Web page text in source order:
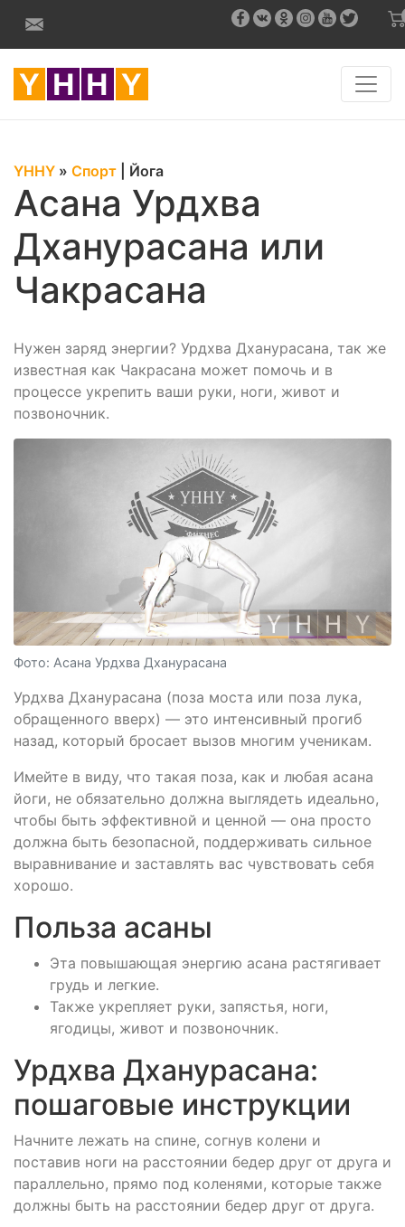
YHHY » Спорт Йога
Асана Урдхва
Дханурасана или
Чакрасана
Нужен заряд энергии? Урдхва Дханурасана, так же
известная как Чакрасана может помочь и в
процессе укрепить ваши руки, ноги, живот и
позвоночник.
Фото: Асана Урдхва Дханурасана
Урдхва Дханурасана (поза моста или поза лука,
обращенного вверх) — это интенсивный прогиб
назад, который бросает вызов многим ученикам.
Имейте в виду, что такая поза, как и любая асана
йоги, не обязательно должна выглядеть идеально,
чтобы быть эффективной и ценной — она просто
должна быть безопасной, поддерживать сильное
выравнивание и заставлять вас чувствовать себя
хорошо.
Польза асаны
Эта повышающая энергию асана растягивает
грудь и легкие.
Также укрепляет руки, запястья, ноги,
ягодицы, живот и позвоночник.
Урдхва Дханурасана:
пошаговые инструкции
Начните лежать на спине, согнув колени и
поставив ноги на расстоянии бедер друг от друга и
параллельно, прямо под коленями, которые также
должны быть на расстоянии бедер друг от друга.